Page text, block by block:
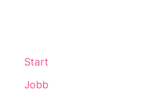
Start
Jobb